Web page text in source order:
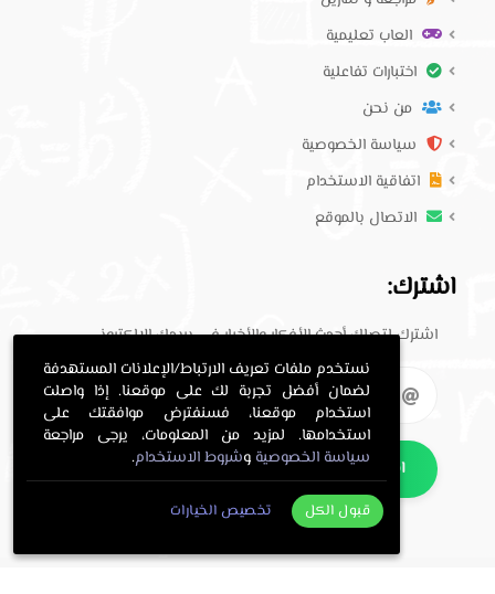
العاب تعليمية
اختبارات تفاعلية
من نحن
سياسة الخصوصية
اتفاقية الاستخدام
الاتصال بالموقع
اشترك:
اشترك لتصلك أحدث الأفكار والأخبار في بريدك الإلكتروني.
اشترك
نستخدم ملفات تعريف الارتباط/الإعلانات المستهدفة
لضمان أفضل تجربة لك على موقعنا. إذا واصلت
استخدام موقعنا، فسنفترض موافقتك على
استخدامها. لمزيد من المعلومات، يرجى مراجعة
سياسة الخصوصية وشروط الاستخدام.
قبول الكل تخصيص الخيارات